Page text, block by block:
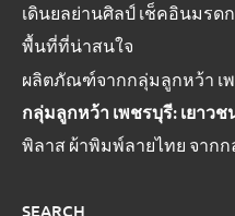
เดินยลย่านศิลป์ เช็คอินมรด
พื้นที่ที่น่าสนใจ
ผลิตภัณฑ์จากกลุ่มลูกหว้า เพ
กลุ่มลูกหว้า เพชรบุรี: เยาว
พิลาส ผ้าพิมพ์ลายไทย จาก
SEARCH